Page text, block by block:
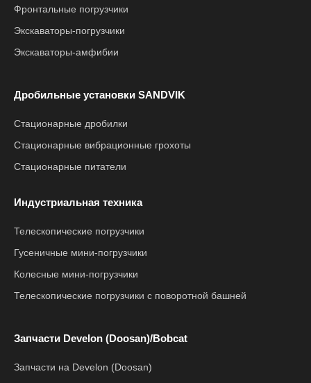
Фронтальные погрузчики
Экскаваторы-погрузчики
Экскаваторы-амфибии
Дробильные установки SANDVIK
Стационарные дробилки
Стационарные вибрационные грохоты
Стационарные питатели
Индустриальная техника
Телескопические погрузчики
Гусеничные мини-погрузчики
Колесные мини-погрузчики
Телескопические погрузчики с поворотной башней
Запчасти Develon (Doosan)/Bobcat
Запчасти на Develon (Doosan)